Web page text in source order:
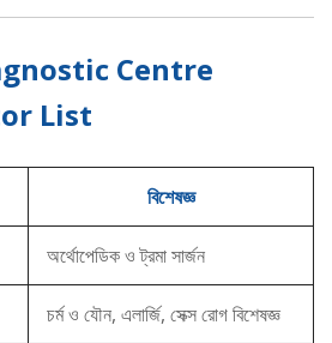
Centre
List
বিশেষজ্ঞ
অর্থোপেডিক ও ট্রমা সার্জন
চর্ম ও যৌন, এলার্জি, সেক্স রোগ বিশেষজ্ঞ